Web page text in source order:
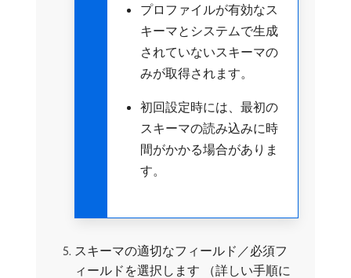
プロファイルが有効なス
キーマとシステムで生成
されていないスキーマの
みが取得されます。
初回設定時には、最初の
スキーマの読み込みに時
間がかかる場合がありま
す。
スキーマの適切なフィールド／必須フ
ィールドを選択します （詳しい手順に